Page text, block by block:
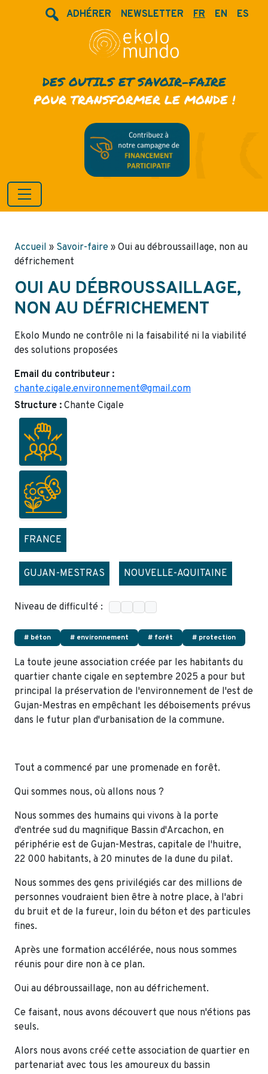
ADHÉRER NEWSLETTER FR EN ES
DES OUTILS ET SAVOIR-FAIRE
POUR TRANSFORMER LE MONDE !
Accueil » Savoir-faire » Oui au débroussaillage, non au
défrichement
OUI AU DÉBROUSSAILLAGE,
NON AU DÉFRICHEMENT
Ekolo Mundo ne contrôle ni la faisabilité ni la viabilité
des solutions proposées
Email du contributeur :
chante.cigale.environnement@gmail.com
Structure : Chante Cigale
FRANCE
GUJAN-MESTRAS NOUVELLE-AQUITAINE
Niveau de difficulté :
# béton # environnement # forêt # protection
La toute jeune association créée par les habitants du
quartier chante cigale en septembre 2025 a pour but
principal la préservation de l'environnement de l'est de
Gujan-Mestras en empêchant les déboisements prévus
dans le futur plan d'urbanisation de la commune.
Tout a commencé par une promenade en forêt.
Qui sommes nous, où allons nous ?
Nous sommes des humains qui vivons à la porte
d'entrée sud du magnifique Bassin d'Arcachon, en
périphérie est de Gujan-Mestras, capitale de l'huitre,
22 000 habitants, à 20 minutes de la dune du pilat.
Nous sommes des gens privilégiés car des millions de
personnes voudraient bien être à notre place, à l'abri
du bruit et de la fureur, loin du béton et des particules
fines.
Après une formation accélérée, nous nous sommes
réunis pour dire non à ce plan.
Oui au débroussaillage, non au défrichement.
Ce faisant, nous avons découvert que nous n'étions pas
seuls.
Alors nous avons créé cette association de quartier en
partenariat avec tous les amoureux du bassin